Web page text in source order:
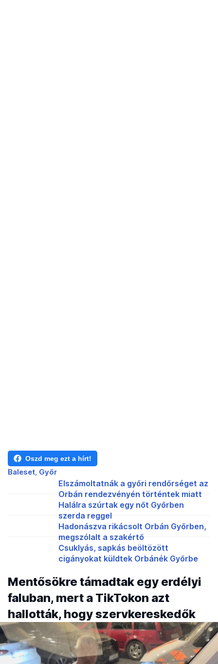
Oszd meg ezt a hírt!
Baleset Győr
Elszámoltatnák a győri rendőrséget az
Orbán rendezvényén történtek miatt
Halálra szúrtak egy nőt Győrben
szerda reggel
Hadonászva rikácsolt Orbán Győrben,
megszólalt a szakértő
Csuklyás, sapkás beöltözött
cigányokat küldtek Orbánék Győrbe
Mentősökre támadtak egy erdélyi
faluban, mert a TikTokon azt
hallották, hogy szervkereskedők